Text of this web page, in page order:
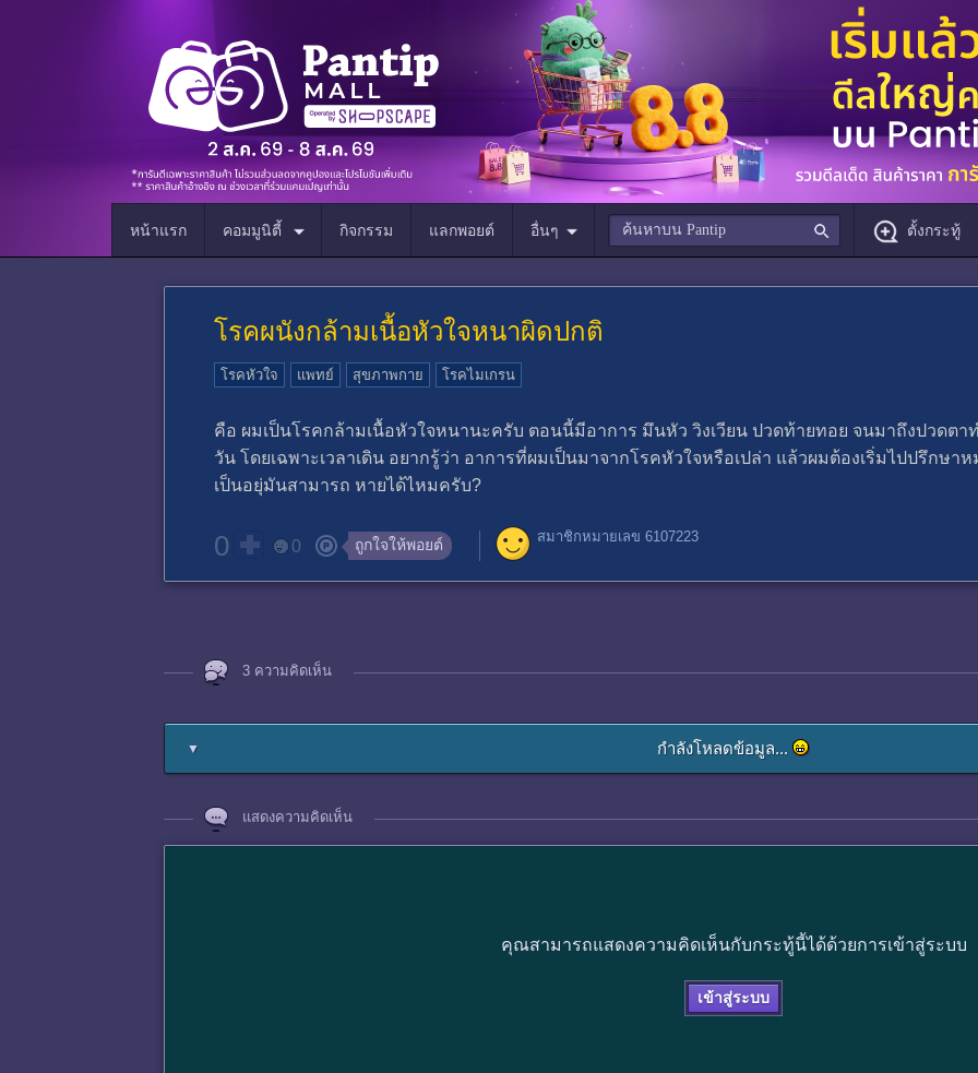
หน้าแรก คอมมูนิตี้ กิจกรรม แลกพอยต์ อื่นๆ ตั้งกระทู้
โรคผนังกล้ามเนื้อหัวใจหนาผิดปกติ
โรคหัวใจ แพทย์ สุขภาพกาย โรคไมเกรน
คือ ผมเป็นโรคกล้ามเนื้อหัวใจหนานะครับ ตอนนี้มีอาการ มึนหัว วิงเวียน ปวดท้ายทอย จนมาถึงปวดตา
วัน โดยเฉพาะเวลาเดิน อยากรู้ว่า อาการที่ผมเป็นมาจากโรคหัวใจหรือเปล่า แล้วผมต้องเริ่มไปปรึกษ
เป็นอยุ่มันสามารถ หายได้ไหมครับ?
0 0 ถูกใจให้พอยต์ สมาชิกหมายเลข 6107223
3 ความคิดเห็น
▼ กำลังโหลดข้อมูล...
แสดงความคิดเห็น
คุณสามารถแสดงความคิดเห็นกับกระทู้นี้ได้ด้วยการเข้าสู่ระบบ
เข้าสู่ระบบ